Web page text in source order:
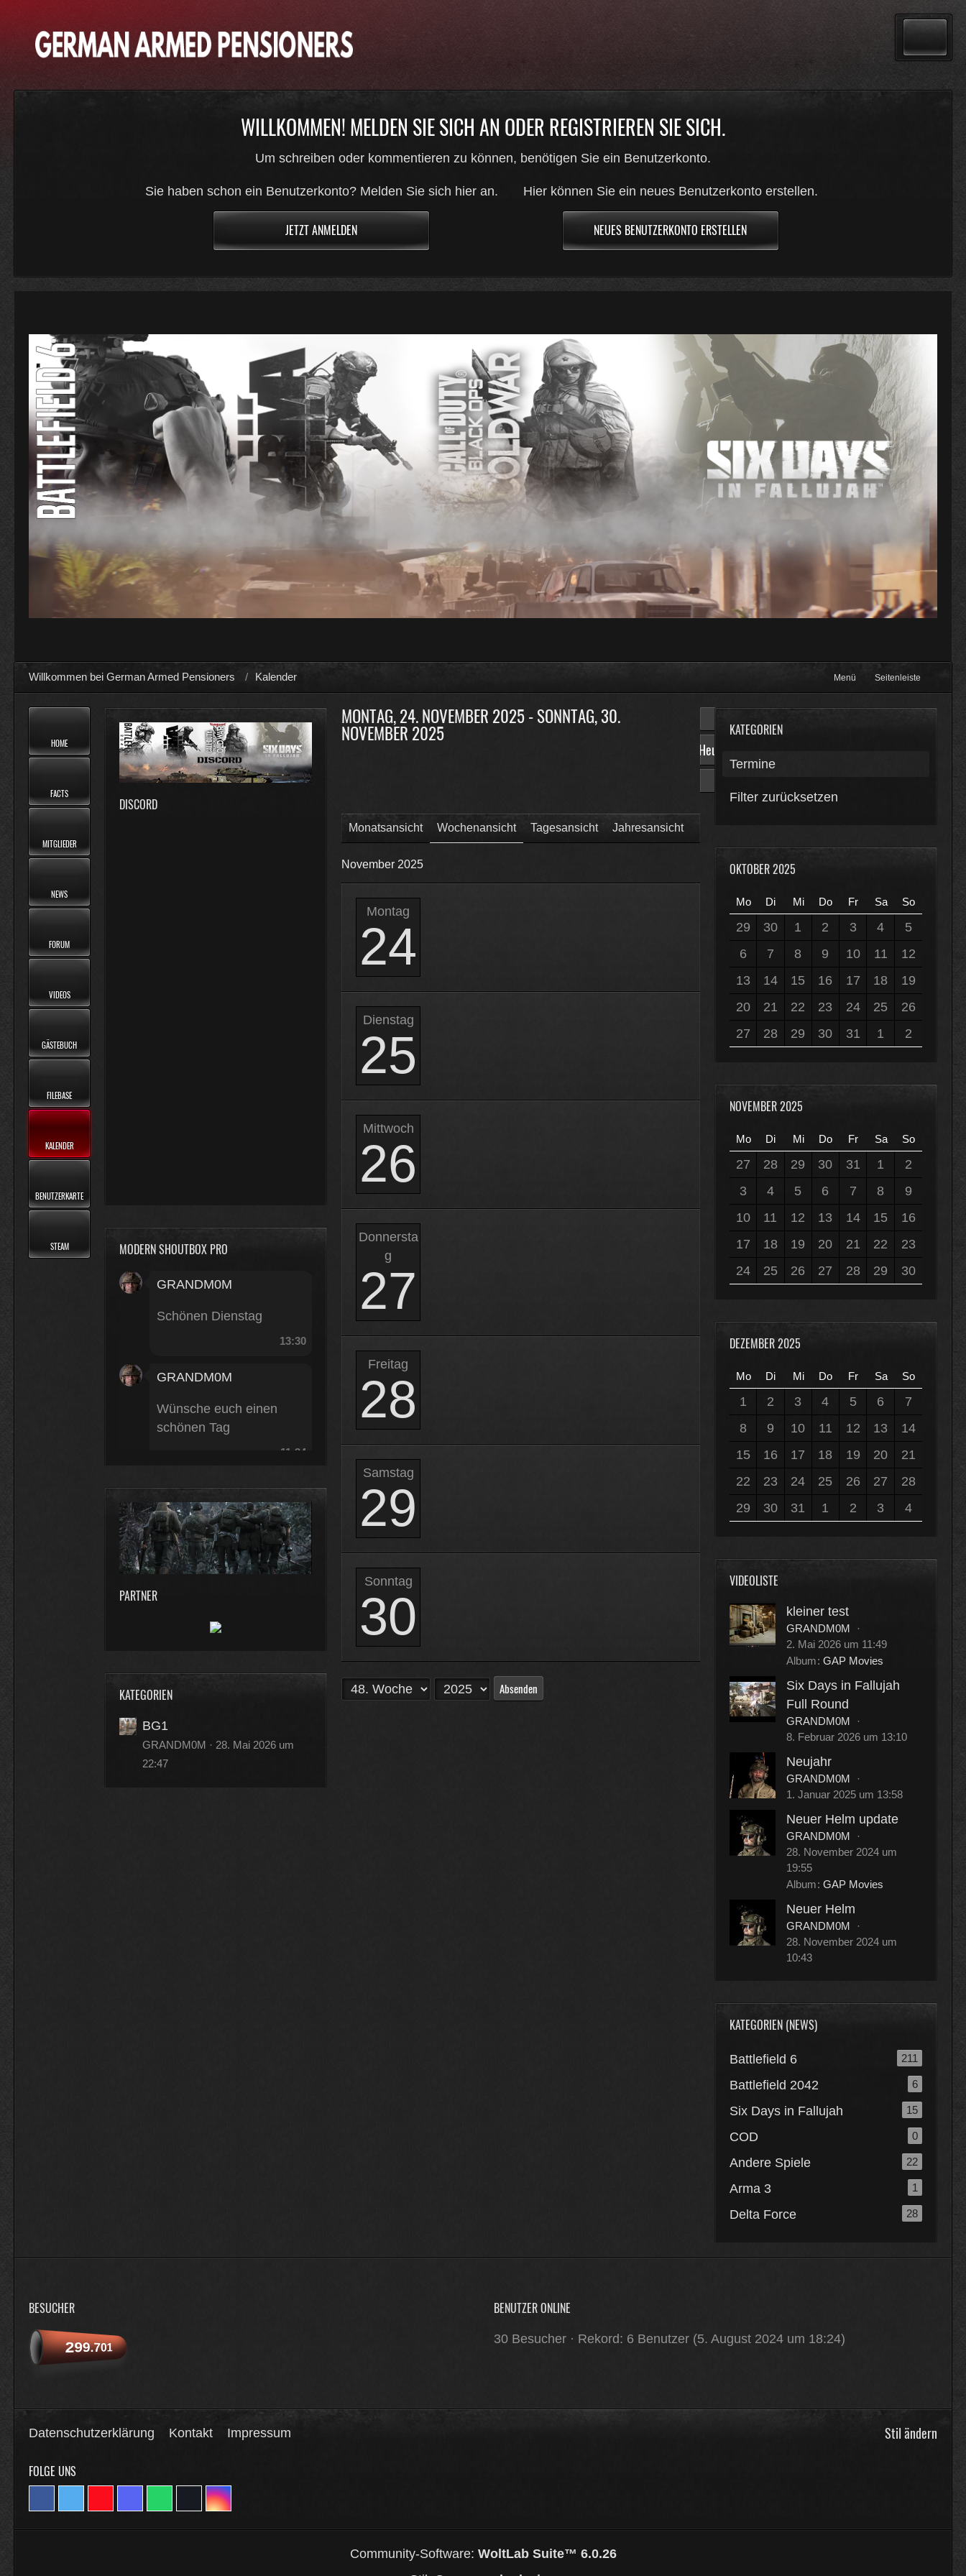
WILLKOMMEN! MELDEN SIE SICH AN ODER REGISTRIEREN SIE SICH.
Um schreiben oder kommentieren zu können, benötigen Sie ein Benutzerkonto.
Sie haben schon ein Benutzerkonto? Melden Sie sich hier an.
JETZT ANMELDEN
Hier können Sie ein neues Benutzerkonto erstellen.
NEUES BENUTZERKONTO ERSTELLEN
Willkommen bei German Armed Pensioners Kalender Menü Seitenleiste
HOME
FACTS
MITGLIEDER
NEWS
FORUM
VIDEOS
GÄSTEBUCH
FILEBASE
KALENDER
BENUTZERKARTE
STEAM
DISCORD
MODERN SHOUTBOX PRO
GRANDM0M
Schönen Dienstag
13:30
GRANDM0M
Wünsche euch einen
schönen Tag
11:34
FZ-Rebell
moin
16:23
FZ-Rebell
19warpig89
PARTNER
KATEGORIEN
BG1
GRANDM0M
28. Mai 2026 um
22:47
MONTAG, 24. NOVEMBER 2025 - SONNTAG, 30.
NOVEMBER 2025
Heute
Monatsansicht Wochenansicht Tagesansicht Jahresansicht
November 2025
Montag
24
Dienstag
25
Mittwoch
26
Donnersta
g
27
Freitag
28
Samstag
29
Sonntag
30
Absenden
KATEGORIEN
Termine
Filter zurücksetzen
OKTOBER 2025
Mo Di Mi Do Fr Sa So
29 30 1 2 3 4
5
6
7 8 9 10 11
12
13
14 15 16 17 18
19
20
21 22 23 24 25
26
27
28 29 30 31 1 2
NOVEMBER 2025
Mo Di Mi Do Fr Sa So
27 28 29 30 31 1
2
3
4 5 6 7 8
9
10
11 12 13 14 15
16
17
18 19 20 21 22
23
24
25 26 27 28 29 30
DEZEMBER 2025
Mo Di Mi Do Fr Sa So
1 2 3 4 5 6
7
8
9 10 11 12 13
14
15
16 17 18 19 20
21
22
23 24 25 26 27
28
29
30 31 1 2 3 4
VIDEOLISTE
kleiner test
GRANDM0M
2. Mai 2026 um 11:49
Album GAP Movies
Six Days in Fallujah
Full Round
GRANDM0M
8. Februar 2026 um 13:10
Neujahr
GRANDM0M
1. Januar 2025 um 13:58
Neuer Helm update
GRANDM0M
28. November 2024 um
19:55
Album GAP Movies
Neuer Helm
GRANDM0M
28. November 2024 um
10:43
KATEGORIEN (NEWS)
Battlefield 6 211
Battlefield 2042 6
Six Days in Fallujah 15
COD 0
Andere Spiele 22
Arma 3 1
Delta Force 28
BESUCHER
299.701
BENUTZER ONLINE
30 Besucher Rekord: 6 Benutzer (5. August 2024 um 18:24)
Stil ändern
Datenschutzerklärung Kontakt Impressum
FOLGE UNS
Community-Software: WoltLab Suite™ 6.0.26